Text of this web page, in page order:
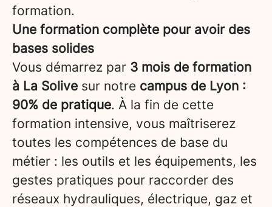
formation.
Une formation complète pour avoir des
bases solides
Vous démarrez par 3 mois de formation
à La Solive sur notre campus de Lyon :
90% de pratique. À la fin de cette
formation intensive, vous maîtriserez
toutes les compétences de base du
métier : les outils et les équipements, les
gestes pratiques pour raccorder des
réseaux hydrauliques, électrique, gaz et